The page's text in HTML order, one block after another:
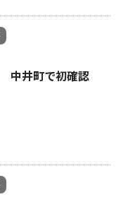
中井町で初確認